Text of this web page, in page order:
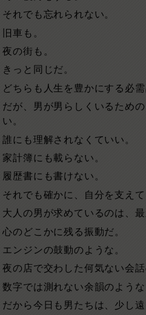
それでも忘れられない。
旧車も。
夜の街も。
きっと同じだ。
どちらも人生を豊かにする必需
だが、男が男らしくいるため
い。
誰にも理解されなくていい。
家計簿にも載らない。
履歴書にも書けない。
それでも確かに、自分を支え
大人の男が求めているのは、
心のどこかに残る振動だ。
エンジンの鼓動のような。
夜の店で交わした何気ない会話
数字では測れない余韻のような
だから今日も男たちは、少し遠